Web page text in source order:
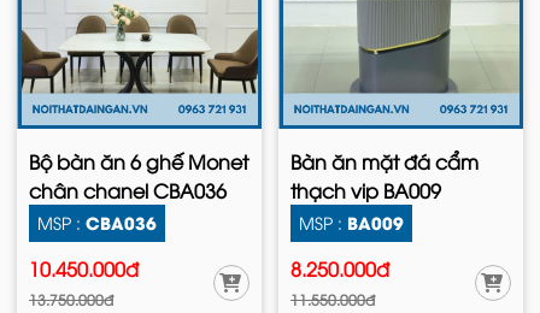
Bộ bàn ăn 6 ghế Monet
chân chanel CBA036
MSP : CBA036
10.450.000đ
13.750.000đ
Bàn ăn mặt đá cẩm
thạch vip BA009
MSP : BA009
8.250.000đ
11.550.000đ